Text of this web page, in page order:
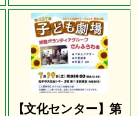
【文化センター】第